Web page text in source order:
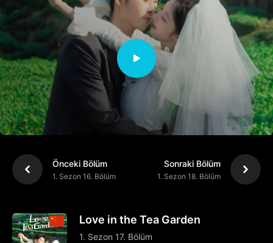
Önceki Bölüm
1. Sezon 16. Bölüm
Sonraki Bölüm
1. Sezon 18. Bölüm
Love in the Tea Garden
1. Sezon 17. Bölüm